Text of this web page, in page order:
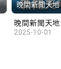
晚間新聞天地
晚間新聞天地
2025-10-01